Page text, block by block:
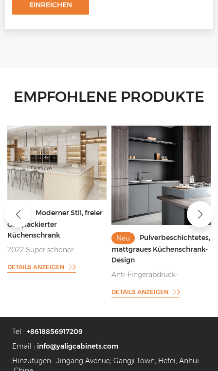
EINREICHEN
EMPFOHLENE PRODUKTE
Neu
Moderner Stil, freier
Griff, lackierter
Küchenschrank
2022 Super schöner
Griff
DETAILS ANZEIGEN
Neu
Pulverbeschichtetes,
mattgraues Küchenschrank-
Design
Anti-Fingerabdruck-
grauen Küchenschrank-Stil
DETAILS ANZEIGEN
Tel : +8618856917209
Email : info@yaligcabinets.com
Hinzufügen : Jingang Avenue, Gangji Town, Hefei, Anhui